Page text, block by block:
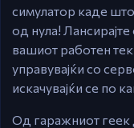
симулатор каде
од нула!
вашиот работен тек
управувајќи со
искачувајќи се по
Од гаражниот геек